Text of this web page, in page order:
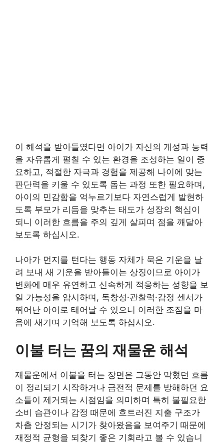
이 해석을 받아들였다면 아이가 자신의 개성과 능력
을 자유롭게 펼칠 수 있는 환경을 조성하는 일이 중
요하고, 적절한 자극과 경험을 제공해 나이에 맞는
판단력을 키울 수 있도록 돕는 과정 또한 필요하며,
아이의 민감함을 억누르기보다 자연스럽게 발현하
도록 부모가 리듬을 맞추는 태도가 성장의 핵심이
되니 이러한 흐름을 주의 깊게 살피며 점을 깨달아
보도록 하십시오.
나아가 먼지를 턴다는 행동 자체가 묵은 기운을 날
려 보내 새 기운을 받아들이는 상징이므로 아이가
변화에 매우 유연하고 신속하게 적응하는 성향을 보
일 가능성을 암시하며, 독창성·관찰력·감정 센서가
뛰어난 아이로 태어날 수 있으니 이러한 조짐을 마
음에 새기며 기억해 보도록 하십시오.
이불 터는 꿈의 재물운 해석
재물운에서 이불을 터는 장면은 그동안 막혔던 흐름
이 정리되기 시작하거나 금전적 문제를 방해하던 요
소들이 제거되는 시점임을 의미하며 특히 불필요한
소비 습관이나 감정 때문에 흐트러진 지출 구조가
차츰 안정되는 시기가 찾아왔음을 보여주기 때문에
재정적 균형을 되찾기 좋은 기회라고 볼 수 있습니